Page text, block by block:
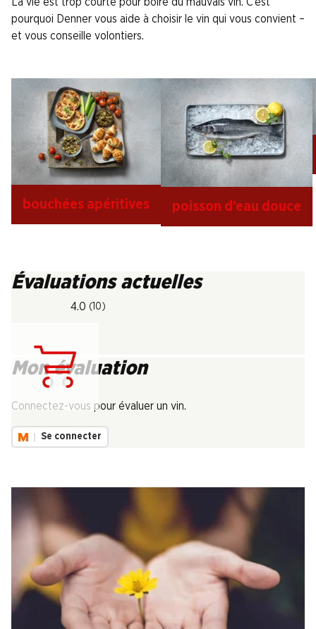
pourquoi Denner vous aide à choisir le vin qui vous convient –
et vous conseille volontiers.
bouchées apéritives poisson d’eau douce
Évaluations actuelles
4.0 (10)
Mon évaluation
Connectez-vous pour évaluer un vin.
Se connecter